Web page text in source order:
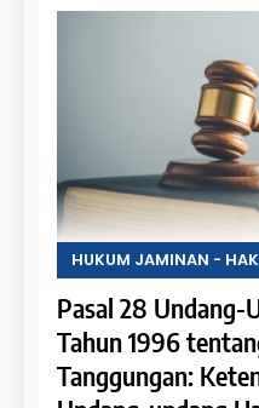
HUKUM JAMINAN -
Pasal 28 Undang-
Tahun 1996
Tanggungan: